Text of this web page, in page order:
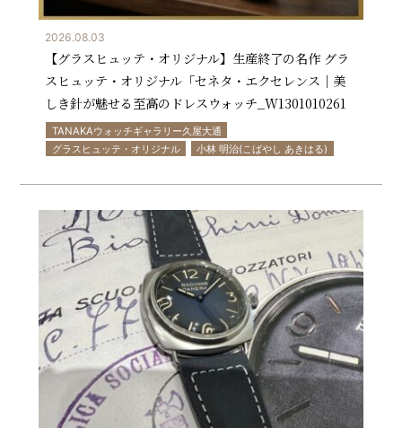
2026.08.03
【グラスヒュッテ・オリジナル】生産終了の名作 グラ
スヒュッテ・オリジナル「セネタ・エクセレンス｜美
しき針が魅せる至高のドレスウォッチ_W1301010261
TANAKAウォッチギャラリー久屋大通
グラスヒュッテ・オリジナル
小林 明治(こばやし あきはる)